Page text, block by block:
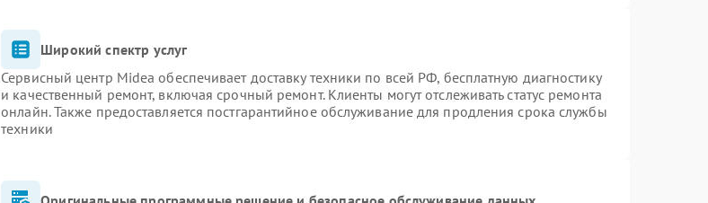
Широкий спектр услуг
Сервисный центр Midea обеспечивает доставку техники по всей РФ, бесплатную диагностику
и качественный ремонт, включая срочный ремонт. Клиенты могут отслеживать статус ремонта
онлайн. Также предоставляется постгарантийное обслуживание для продления срока службы
техники